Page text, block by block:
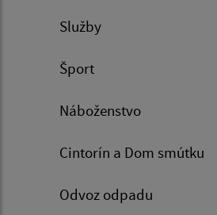
Služby
Šport
Náboženstvo
Cintorín a Dom smútku
Odvoz odpadu